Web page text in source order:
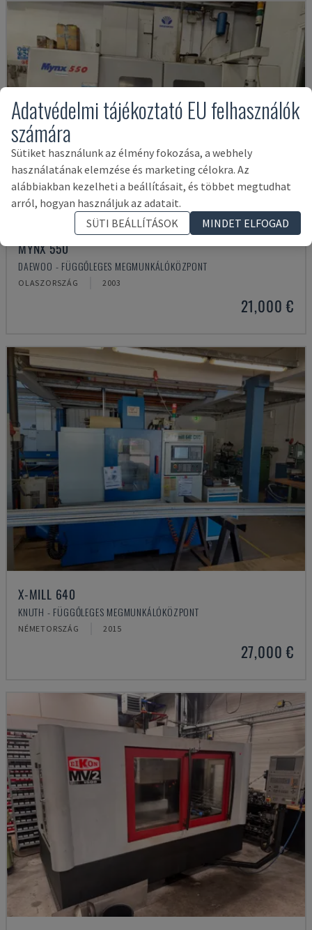
MYNX 550
DAEWOO - FÜGGŐLEGES MEGMUNKÁLÓKÖZPONT
OLASZORSZÁG 2003
21,000 €
X-MILL 640
KNUTH - FÜGGŐLEGES MEGMUNKÁLÓKÖZPONT
NÉMETORSZÁG 2015
27,000 €
Adatvédelmi tájékoztató EU felhasználók
számára
Sütiket használunk az élmény fokozása, a webhely
használatának elemzése és marketing célokra. Az
alábbiakban kezelheti a beállításait, és többet megtudhat
arról, hogyan használjuk az adatait.
SÜTI BEÁLLÍTÁSOK
MINDET ELFOGAD